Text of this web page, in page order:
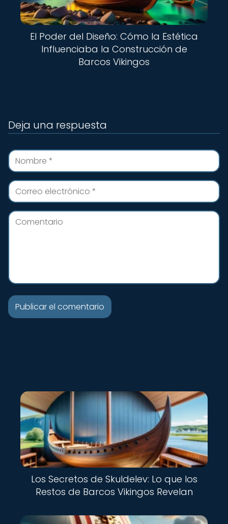
El Poder del Diseño: Cómo la Estética
Influenciaba la Construcción de
Barcos Vikingos
Deja una respuesta
Nuevo
Los Secretos de Skuldelev: Lo que los
Restos de Barcos Vikingos Revelan